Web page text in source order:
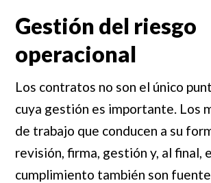
Gestión del riesgo
operacional
Los contratos no son el único
cuya gestión es importante. Los
de trabajo que conducen a su
revisión, firma, gestión y, al final,
cumplimiento también son